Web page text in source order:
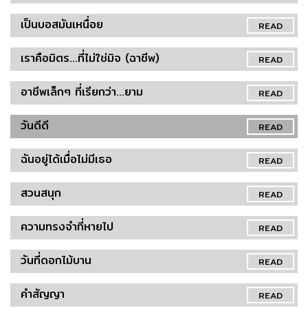
READ
เป็นบอสมันเหนื่อย
READ
เราคือมิตร...ที่ไม่ใช่มิจ (ฉาชีพ)
READ
อาชีพเล็กๆ ที่เรียกว่า...ยาม
READ
วันดีดี
READ
ฉันอยู่ได้เมื่อไม่มีเธอ
READ
สวนสนุก
READ
ความทรงจำที่หายไป
READ
วันที่ดอกไม้บาน
READ
คำสัญญา